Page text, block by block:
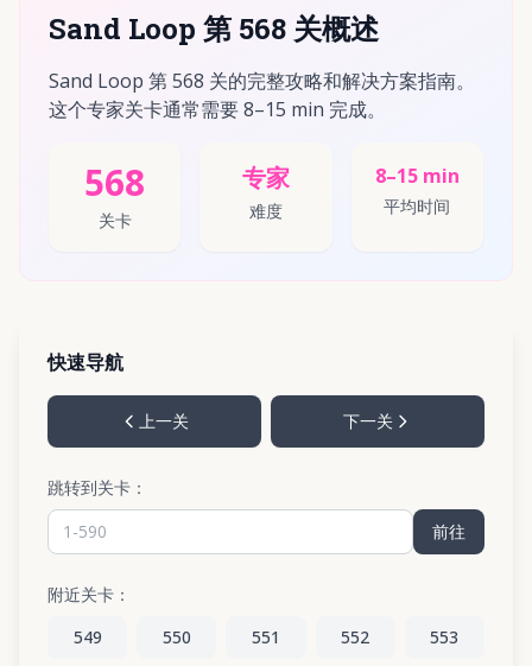
Sand Loop 第 568 关概述
Sand Loop 第 568 关的完整攻略和解决方案指南。
这个专家关卡通常需要 8–15 min 完成。
568
关卡
专家
难度
8–15 min
平均时间
快速导航
上一关 下一关
跳转到关卡：
前往
附近关卡：
549
550 551 552 553